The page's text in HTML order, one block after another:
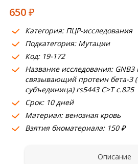
Получить результат
Пациентам
О компании
Где сдать
Партнерам
650₽
Категория: ПЦР-исследования
Подкатегория: Мутации
Код: 19-172
Название исследования: GNB3
связывающий протеин бета-3
субъединица) rs5443 C>T c.825
Срок: 10 дней
Материал: венозная кровь
Взятия биоматериала: 150 ₽
Описание